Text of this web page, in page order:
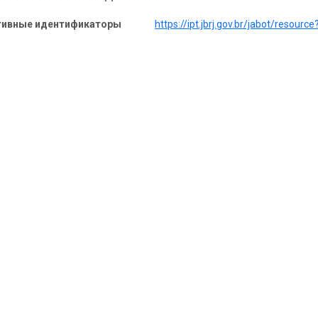
идентификаторы https://ipt.jbrj.gov.br/jabot/